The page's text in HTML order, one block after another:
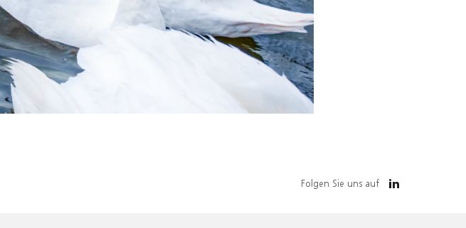
Folgen Sie uns auf